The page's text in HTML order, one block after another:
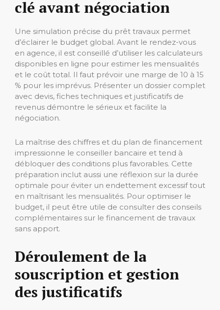
clé avant négociation
Une simulation précise du prêt travaux permet
d’éclairer le budget global. Avant le rendez-vous
en agence, il est conseillé d’utiliser les calculateurs
disponibles en ligne pour estimer les mensualités
et le coût total. Il faut prévoir une marge de 10 à 15
% pour les imprévus. Présenter un dossier complet
avec devis, fiches techniques et justificatifs de
revenus démontre le sérieux et facilite la
négociation.
La maîtrise des chiffres et du plan de financement
impressionne le conseiller bancaire et tend à
débloquer des conditions plus favorables. Cette
préparation inclut aussi une réflexion sur la durée
optimale pour éviter un endettement excessif tout
en maîtrisant les mensualités. Pour optimiser le
budget, il peut être utile de consulter des conseils
complémentaires sur le financement de travaux
sans apport.
Déroulement de la
souscription et gestion
des justificatifs